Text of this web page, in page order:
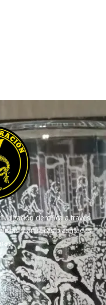
científica a través
y artísticas plasmadas